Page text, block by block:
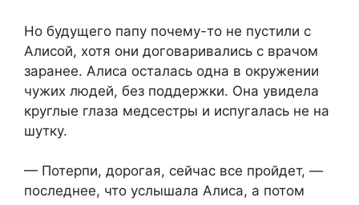
Но будущего папу почему-то не пустили с
Алисой, хотя они договаривались с врачом
заранее. Алиса осталась одна в окружении
чужих людей, без поддержки. Она увидела
круглые глаза медсестры и испугалась не на
шутку.
— Потерпи, дорогая, сейчас все пройдет, —
последнее, что услышала Алиса, а потом